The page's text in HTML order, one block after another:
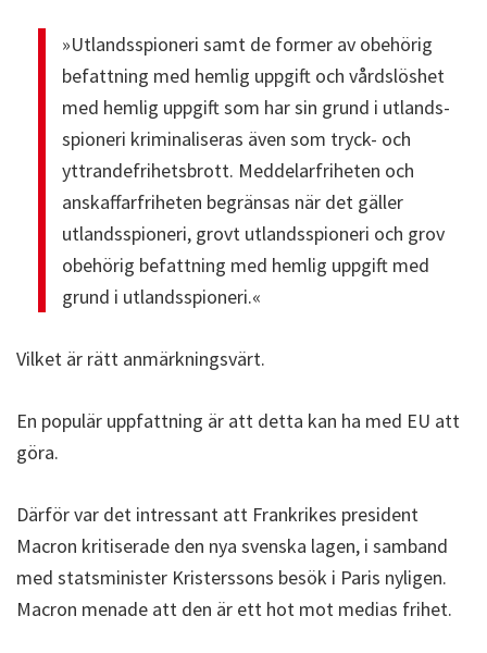
»Utlands­spioneri samt de former av obehörig
befatt­ning med hemlig upp­gift och vårds­lös­het
med hemlig upp­gift som har sin grund i utlands­
spioneri kriminali­seras även som tryck- och
yttrande­frihets­brott. Med­delar­friheten och
anskaffar­friheten begränsas när det gäller
utlands­spioneri, grovt utlands­spioneri och grov
obehörig befatt­ning med hemlig uppgift med
grund i utlands­spioneri.«
Vilket är rätt anmärkningsvärt.
En populär uppfattning är att detta kan ha med EU att
göra.
Därför var det intressant att Frankrikes president
Macron kritiserade den nya svenska lagen, i samband
med statsminister Kristerssons besök i Paris nyligen.
Macron menade att den är ett hot mot medias frihet.